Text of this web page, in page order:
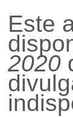
Este
2020